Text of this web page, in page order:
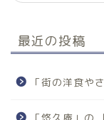
最近の投稿
「街の洋食や